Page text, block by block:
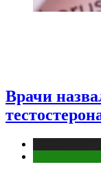
Врачи